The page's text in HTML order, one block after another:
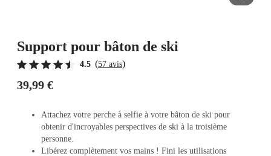
Support pour bâton de ski
4.5 (57 avis)
39,99 €
Attachez votre perche à selfie à votre bâton de ski pour
obtenir d'incroyables perspectives de ski à la troisième
personne.
Libérez complètement vos mains ! Fini les utilisations